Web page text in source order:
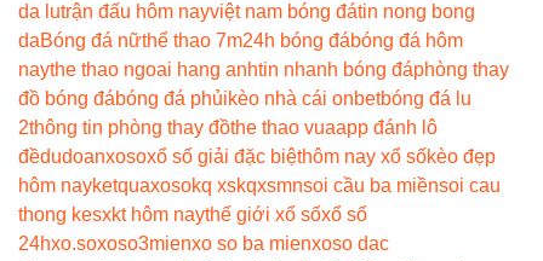
da lutrận đấu hôm nayviệt nam bóng đátin nong bong
daBóng đá nữthể thao 7m24h bóng đábóng đá hôm
naythe thao ngoai hang anhtin nhanh bóng đáphòng thay
đồ bóng đábóng đá phủikèo nhà cái onbetbóng đá lu
2thông tin phòng thay đồthe thao vuaapp đánh lô
đềdudoanxosoxổ số giải đặc biệthôm nay xổ sốkèo đẹp
hôm nayketquaxosokq xskqxsmnsoi cầu ba miềnsoi cau
thong kesxkt hôm naythế giới xổ sốxổ số
24hxo.soxoso3mienxo so ba mienxoso dac